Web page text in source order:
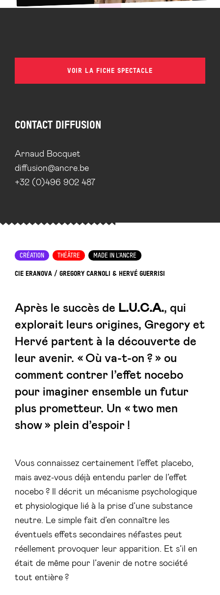
VOIR LA FICHE SPECTACLE
CONTACT DIFFUSION
Arnaud Bocquet
diffusion@ancre.be
+32 (0)496 902 487
CIE ERANOVA / GREGORY CARNOLI & HERVÉ GUERRISI
CRÉATION THÉÂTRE MADE IN L’ANCRE
Après le succès de L.U.C.A., qui
explorait leurs origines, Gregory et
Hervé partent à la découverte de
leur avenir. « Où va-t-on ? » ou
comment contrer l’effet nocebo
pour imaginer ensemble un futur
plus prometteur. Un « two men
show » plein d’espoir !
Vous connaissez certainement l’effet placebo,
mais avez-vous déjà entendu parler de l’effet
nocebo ? Il décrit un mécanisme psychologique
et physiologique lié à la prise d’une substance
neutre. Le simple fait d’en connaître les
éventuels effets secondaires néfastes peut
réellement provoquer leur apparition. Et s’il en
était de même pour l’avenir de notre société
tout entière ?